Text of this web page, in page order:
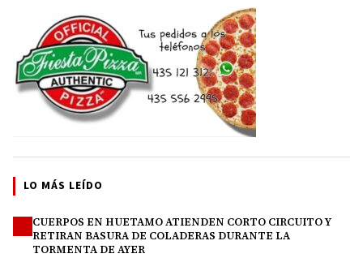
LO MÁS LEÍDO
CUERPOS EN HUETAMO ATIENDEN CORTO CIRCUITO Y
RETIRAN BASURA DE COLADERAS DURANTE LA
TORMENTA DE AYER